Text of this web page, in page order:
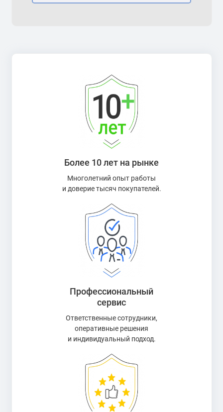
Более 10 лет на рынке
Многолетний опыт работы
и доверие тысяч покупателей.
Профессиональный
сервис
Ответственные сотрудники,
оперативные решения
и индивидуальный подход.